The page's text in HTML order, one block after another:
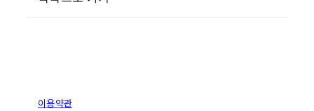
이용약관